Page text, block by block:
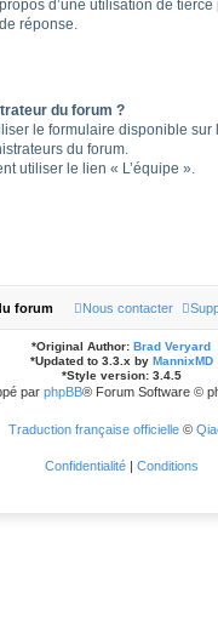
d’une utilisation de
réponse.
du forum ?
le formulaire disponible
du forum.
utiliser le lien « L’équipe ».
forum Nous contacter
*Original Author: Brad Veryard
*Updated to 3.3.x by MannixMD
*Style version: 3.4.5
par phpBB® Forum Software ©
Traduction française officielle©
Confidentialité | Conditions